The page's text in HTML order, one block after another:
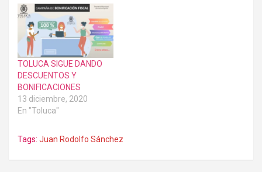
TOLUCA SIGUE DANDO
DESCUENTOS Y
BONIFICACIONES
13 diciembre, 2020
En "Toluca"
Tags: Juan Rodolfo Sánchez